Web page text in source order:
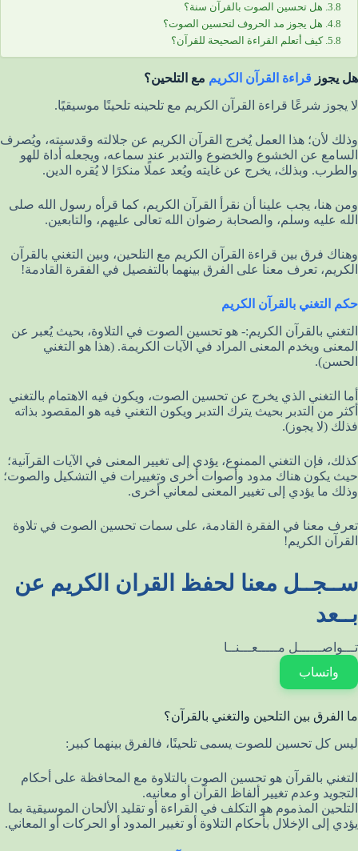
هل تحسين الصوت بالقرآن سنة؟
هل يجوز مد الحروف لتحسين الصوت؟
كيف أتعلم القراءة الصحيحة للقرآن؟
هل يجوز قراءة القرآن الكريم مع التلحين؟
لا يجوز شرعًا قراءة القرآن الكريم مع تلحينه تلحينًا موسيقيًا.
وذلك لأن؛ هذا العمل يُخرج القرآن الكريم عن جلالته وقدسيته، ويُصرف
السامع عن الخشوع والخضوع والتدبر عند سماعه، ويجعله أداة للهو
والطرب. وبذلك، يخرج عن غايته ويُعد عملًا منكرًا لا يُقره الدين.
ومن هنا، يجب علينا أن نقرأ القرآن الكريم، كما قرأه رسول الله صلى
الله عليه وسلم، والصحابة رضوان الله تعالى عليهم، والتابعين.
وهناك فرق بين قراءة القرآن الكريم مع التلحين، وبين التغني بالقرآن
الكريم، تعرف معنا على الفرق بينهما بالتفصيل في الفقرة القادمة!
حكم التغني بالقرآن الكريم
التغني بالقرآن الكريم:- هو تحسين الصوت في التلاوة، بحيث يُعبر عن
المعنى ويخدم المعنى المراد في الآيات الكريمة. (هذا هو التغني
الحسن).
أما التغني الذي يخرج عن تحسين الصوت، ويكون فيه الاهتمام بالتغني
أكثر من التدبر بحيث يترك التدبر ويكون التغني فيه هو المقصود بذاته
فذلك (لا يجوز).
كذلك، فإن التغني الممنوع، يؤدي إلى تغيير المعنى في الآيات القرآنية؛
حيث يكون هناك مدود وأصوات أخرى وتغييرات في التشكيل والصوت؛
وذلك ما يؤدي إلى تغيير المعنى لمعاني أخرى.
تعرف معنا في الفقرة القادمة، على سمات تحسين الصوت في تلاوة
القرآن الكريم!
ســجــل معنا لحفظ القران الكريم عن
بــعد
تـــواصــــــل مـــــعـــنــا
واتساب
ما الفرق بين التلحين والتغني بالقرآن؟
ليس كل تحسين للصوت يسمى تلحينًا، فالفرق بينهما كبير:
التغني بالقرآن هو تحسين الصوت بالتلاوة مع المحافظة على أحكام
التجويد وعدم تغيير ألفاظ القرآن أو معانيه.
التلحين المذموم هو التكلف في القراءة أو تقليد الألحان الموسيقية بما
يؤدي إلى الإخلال بأحكام التلاوة أو تغيير المدود أو الحركات أو المعاني.